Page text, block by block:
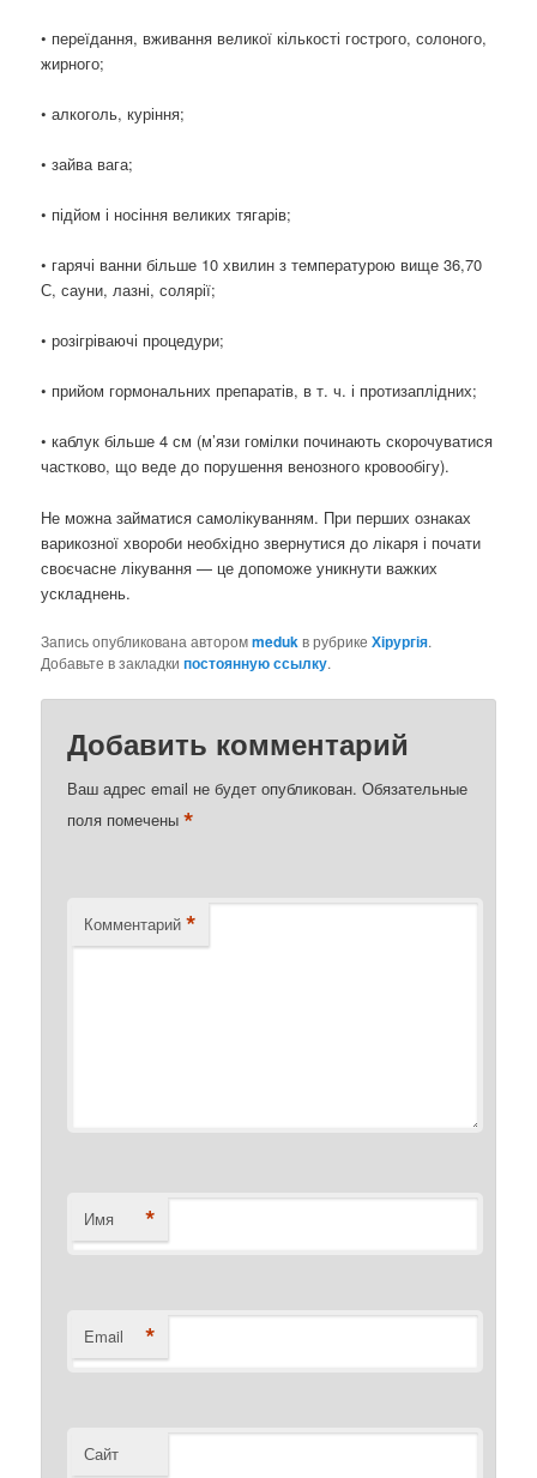
• переїдання, вживання великої кількості гострого, солоного,
жирного;
• алкоголь, куріння;
• зайва вага;
• підйом і носіння великих тягарів;
• гарячі ванни більше 10 хвилин з температурою вище 36,70
С, сауни, лазні, солярії;
• розігріваючі процедури;
• прийом гормональних препаратів, в т. ч. і протизаплідних;
• каблук більше 4 см (м’язи гомілки починають скорочуватися
частково, що веде до порушення венозного кровообігу).
Не можна займатися самолікуванням. При перших ознаках
варикозної хвороби необхідно звернутися до лікаря і почати
своєчасне лікування — це допоможе уникнути важких
ускладнень.
Запись опубликована авторомmedukв рубрикеХірургія.
Добавьте в закладкипостоянную ссылку.
Добавить комментарий
Ваш адрес email не будет опубликован. Обязательные
поля помечены*
Комментарий *
Имя *
Email *
Сайт